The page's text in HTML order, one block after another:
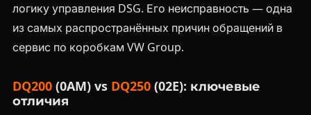
логику управления DSG. Его неисправность — одна
из самых распространённых причин обращений в
сервис по коробкам VW Group.
DQ200(0AM) vs DQ250(02E): ключевые
отличия